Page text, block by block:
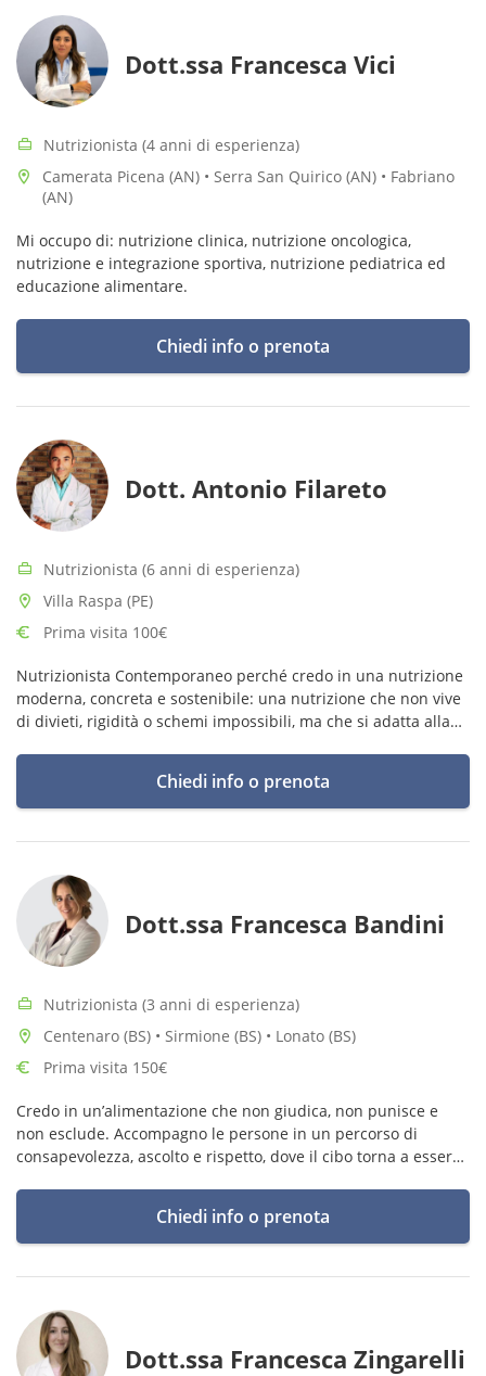
Dott.ssa Francesca Vici
Nutrizionista (4 anni di esperienza)
Camerata Picena (AN) • Serra San Quirico (AN) • Fabriano
(AN)
Mi occupo di: nutrizione clinica, nutrizione oncologica,
nutrizione e integrazione sportiva, nutrizione pediatrica ed
educazione alimentare.
Chiedi info o prenota
Dott. Antonio Filareto
Nutrizionista (6 anni di esperienza)
Villa Raspa (PE)
Prima visita 100€
Nutrizionista Contemporaneo perché credo in una nutrizione
moderna, concreta e sostenibile: una nutrizione che non vive
di divieti, rigidità o schemi impossibili, ma che si adatta alla
Chiedi info o prenota
Dott.ssa Francesca Bandini
Nutrizionista (3 anni di esperienza)
Centenaro (BS) • Sirmione (BS) • Lonato (BS)
Prima visita 150€
Credo in un’alimentazione che non giudica, non punisce e
non esclude. Accompagno le persone in un percorso di
consapevolezza, ascolto e rispetto, dove il cibo torna a essere
Chiedi info o prenota
Dott.ssa Francesca Zingarelli